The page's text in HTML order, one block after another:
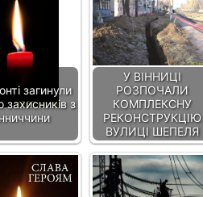
загинули
захисників з
У ВІННИЦІ
РОЗПОЧАЛИ
КОМПЛЕКСНУ
РЕКОНСТРУКЦІЮ
ВУЛИЦІ ШЕПЕЛЯ